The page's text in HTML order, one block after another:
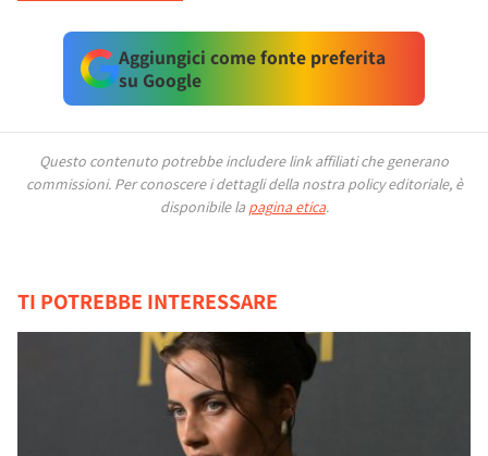
Aggiungici come fonte preferita
su Google
Questo contenuto potrebbe includere link affiliati che generano
commissioni. Per conoscere i dettagli della nostra policy editoriale, è
disponibile la pagina etica.
TI POTREBBE INTERESSARE